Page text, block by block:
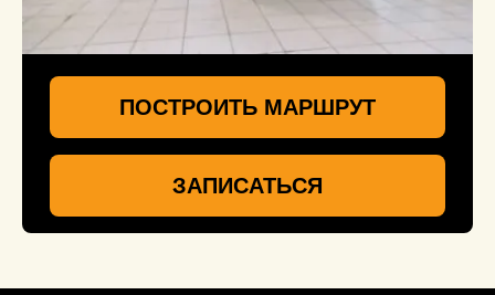
ПОСТРОИТЬ МАРШРУТ
ЗАПИСАТЬСЯ